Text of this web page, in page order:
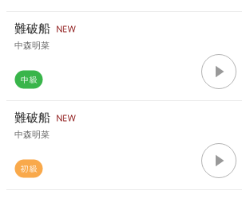
難破船
中森明菜
難破船
中森明菜